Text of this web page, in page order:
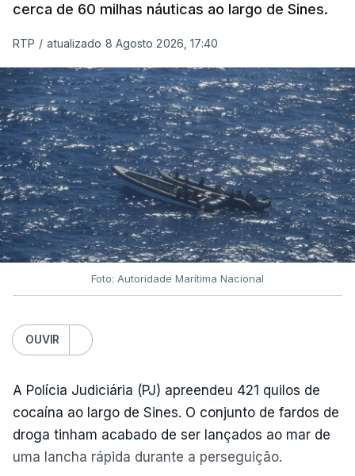
cerca de 60 milhas náuticas ao largo de Sines.
RTP / atualizado 8 Agosto 2026, 17:40
Foto: Autoridade Marítima Nacional
OUVIR
A Polícia Judiciária (PJ) apreendeu 421 quilos de
cocaína ao largo de Sines. O conjunto de fardos de
droga tinham acabado de ser lançados ao mar de
uma lancha rápida durante a perseguição.